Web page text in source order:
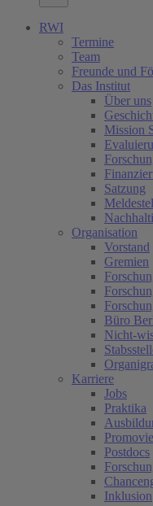
RWI
Termine
Team
Freunde und
Das Institut
Über uns
Mission
Satzung
Organisation
Vorstand
Gremien
Büro
Nicht-
Karriere
Jobs
Praktika
Postdocs
Inklusion